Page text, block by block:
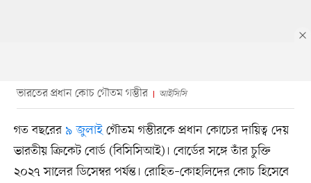
ভারতের প্রধান কোচ গৌতম গম্ভীর আইসিসি
গত বছরের ৯ জুলাইগৌতম গম্ভীরকে প্রধান কোচের দায়িত্ব দেয়
ভারতীয় ক্রিকেট বোর্ড (বিসিসিআই)। বোর্ডের সঙ্গে তাঁর চুক্তি
২০২৭ সালের ডিসেম্বর পর্যন্ত। রোহিত–কোহলিদের কোচ হিসেবে